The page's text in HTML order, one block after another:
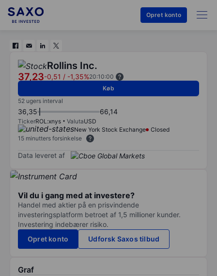
Opret konto
Rollins Inc.
37,23-0,51 / -1,35%20:10:00
Køb
52 ugers interval
36,35 66,14
TickerROL:xnys ValutaUSD
New York Stock Exchange
Closed
15 minutters forsinkelse
Data leveret af
Vil du i gang med at investere?
Handel med aktier på en prisvindende
investeringsplatform betroet af 1,5 millioner kunder.
Investering indebærer risiko.
Opret konto
Udforsk Saxos tilbud
Graf